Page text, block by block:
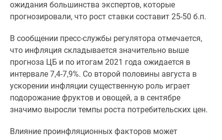
помещения
Продавцы
застройщики
Панорамы
новостроек
Видеообзор
новостроек
Экспертиза
Экология
ожидания большинства экспертов, которые
прогнозировали, что рост ставки составит 25-50 б.п.
В сообщении пресс-службы регулятора отмечается,
что инфляция складывается значительно выше
прогноза ЦБ и по итогам 2021 года ожидается в
интервале 7,4-7,9%. Со второй половины августа в
ускорении инфляции существенную роль играет
подорожание фруктов и овощей, а в сентябре
значимо выросли темпы роста потребительских цен.
Влияние проинфляционных факторов может